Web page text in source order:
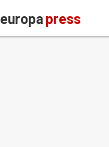
europapress